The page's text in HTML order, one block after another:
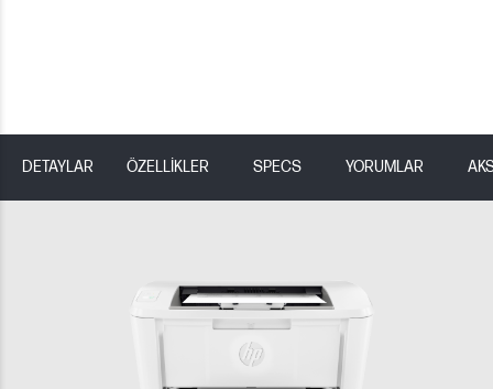
DETAYLAR ÖZELLİKLER SPECS YORUMLAR